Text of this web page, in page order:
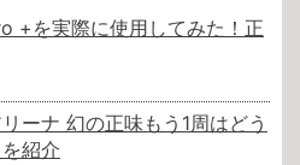
+を実際に使用してみた！正
ーナ 幻の正味もう1周はどう
紹介